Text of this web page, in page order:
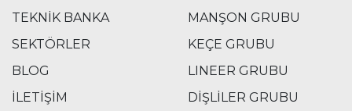
TEKNİK BANKA
SEKTÖRLER
BLOG
İLETİŞİM
MANŞON GRUBU
KEÇE GRUBU
LINEER GRUBU
DİŞLİLER GRUBU